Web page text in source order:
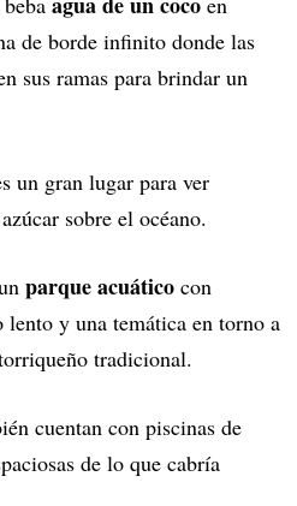
de borde infinito donde las
sus ramas para brindar un
un gran lugar para ver
sobre el océano.
parque acuático con
y una temática en torno a
tradicional.
cuentan con piscinas de
de lo que cabría